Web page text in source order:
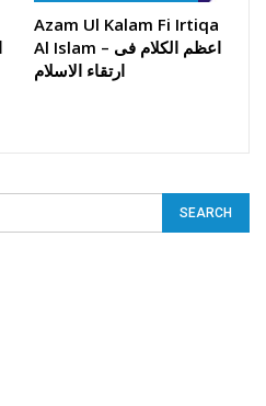
Azam Ul Kalam Fi Irtiqa
Al Islam – اعظم الکلام فی
ارتقاء الاسلام